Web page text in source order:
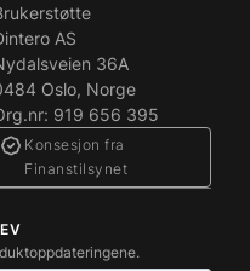
AS
36A
Oslo, Norge
919 656 395
Konsesjon fra
Finanstilsynet